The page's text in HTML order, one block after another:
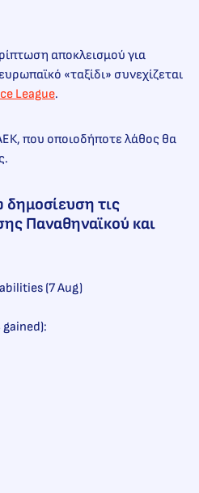
αποκλεισμού για
«ταξίδι» συνεχίζεται
League.
που οποιοδήποτε λάθος θα
τις
Παναθηναϊκού και
(7 Aug)